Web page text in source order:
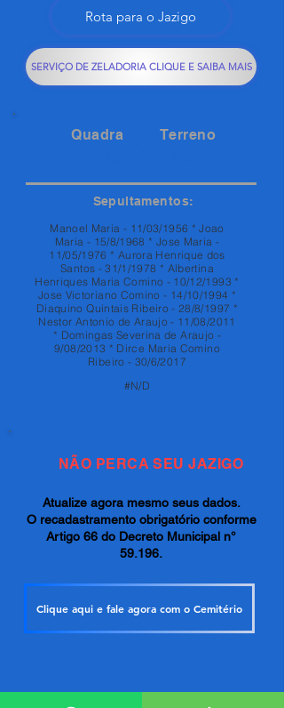
Rota para o Jazigo
SERVIÇO DE ZELADORIA CLIQUE E SAIBA MAIS
Quadra Terreno
Sepultamentos:
Manoel Maria - 11/03/1956 * Joao
Maria - 15/8/1968 * Jose Maria -
11/05/1976 * Aurora Henrique dos
Santos - 31/1/1978 * Albertina
Henriques Maria Comino - 10/12/1993 *
Jose Victoriano Comino - 14/10/1994 *
Diaquino Quintais Ribeiro - 28/8/1997 *
Nestor Antonio de Araujo - 11/08/2011
* Domingas Severina de Araujo -
9/08/2013 * Dirce Maria Comino
Ribeiro - 30/6/2017
#N/D
NÃO PERCA SEU JAZIGO
Atualize agora mesmo seus dados.
O recadastramento obrigatório conforme
Artigo 66 do Decreto Municipal n°
59.196.
Clique aqui e fale agora com o Cemitério